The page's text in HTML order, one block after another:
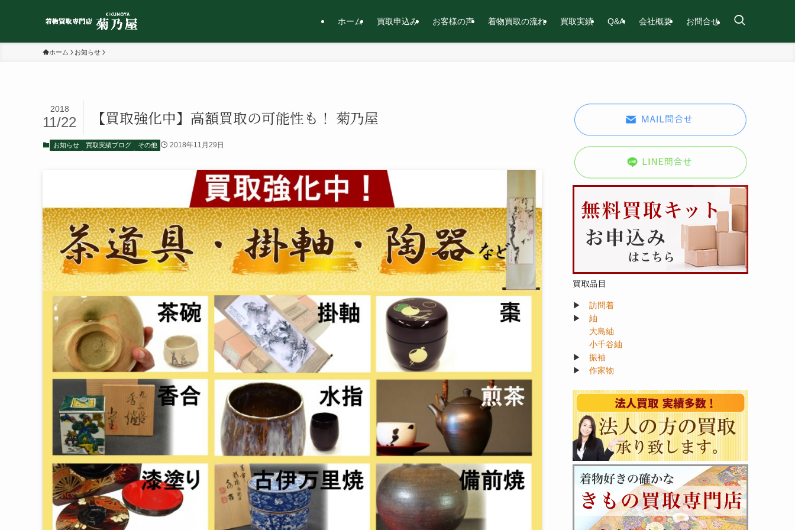
ホーム 買取申込み お客様の声 着物買取の流れ 買取実績 Q&A 会社概要 お問合せ
ホーム お知らせ
【買取強化中】高額買取の可能性も！ 菊乃屋
2018
11/22
お知らせ 買取実績ブログ その他 2018年11月29日
買取品目
▶ 訪問着
▶ 紬
大島紬
小千谷紬
▶ 振袖
▶ 作家物